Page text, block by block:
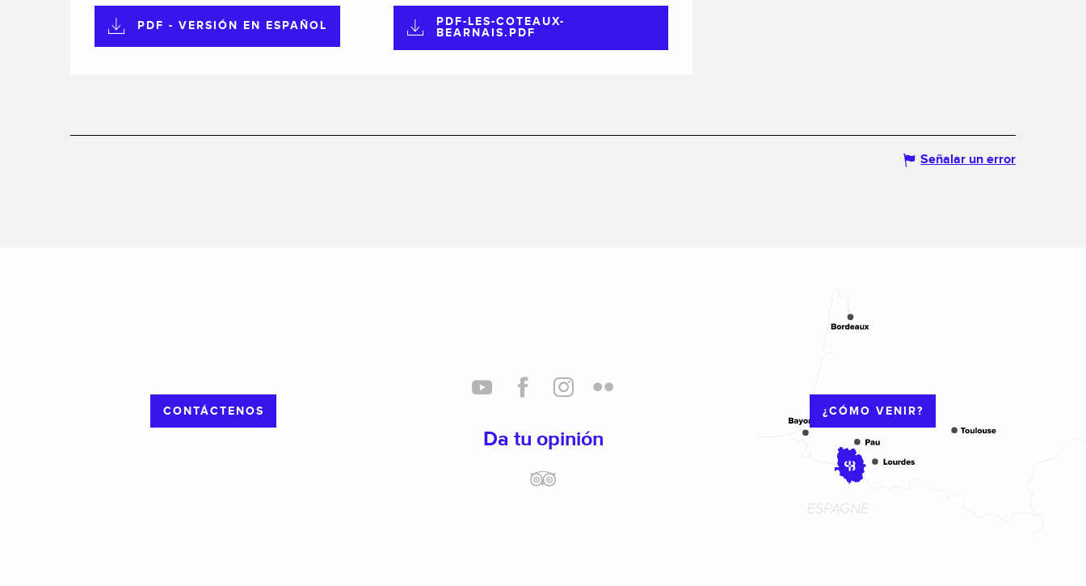
PDF - VERSIÓN EN ESPAÑOL
PDF-LES-COTEAUX-
BEARNAIS.PDF
Señalar un error
CONTÁCTENOS
Da tu opinión
¿CÓMO VENIR?